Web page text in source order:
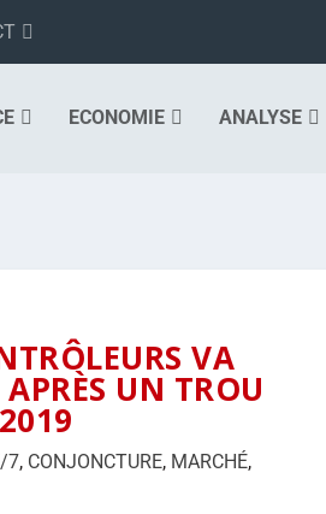
ECONOMIE ANALYSE
VA
UN TROU
7, CONJONCTURE, MARCHÉ,